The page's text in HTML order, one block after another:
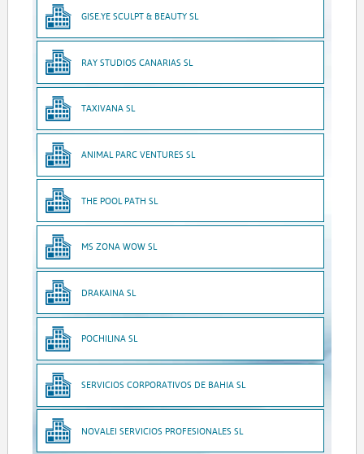
GISE.YE SCULPT & BEAUTY SL
RAY STUDIOS CANARIAS SL
TAXIVANA SL
ANIMAL PARC VENTURES SL
THE POOL PATH SL
MS ZONA WOW SL
DRAKAINA SL
POCHILINA SL
SERVICIOS CORPORATIVOS DE BAHIA SL
NOVALEI SERVICIOS PROFESIONALES SL